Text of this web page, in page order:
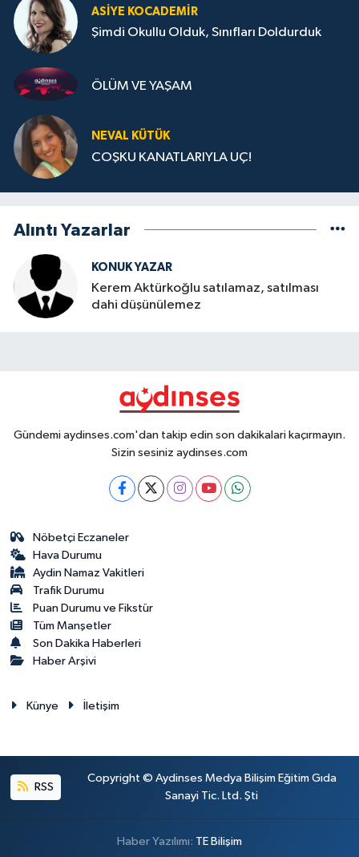
ASIYE KOCADEMİR
Şimdi Okullu Olduk, Sınıfları Doldurduk
ÖLÜM VE YAŞAM
NEVAL KÜTÜK
COŞKU KANATLARIYLA UÇ!
Alıntı Yazarlar
KONUK YAZAR
Kerem Aktürkoğlu satılamaz, satılması
dahi düşünülemez
Gündemi aydinses.com'dan takip edin son dakikalari kaçırmayın.
Sizin sesiniz aydinses.com
Nöbetçi Eczaneler
Hava Durumu
Aydin Namaz Vakitleri
Trafik Durumu
Puan Durumu ve Fikstür
Tüm Manşetler
Son Dakika Haberleri
Haber Arşivi
Künye İletişim
RSS
Copyright © Aydinses Medya Bilişim Eğitim Gıda
Sanayi Tic. Ltd. Şti
Haber Yazılımı: TE Bilişim